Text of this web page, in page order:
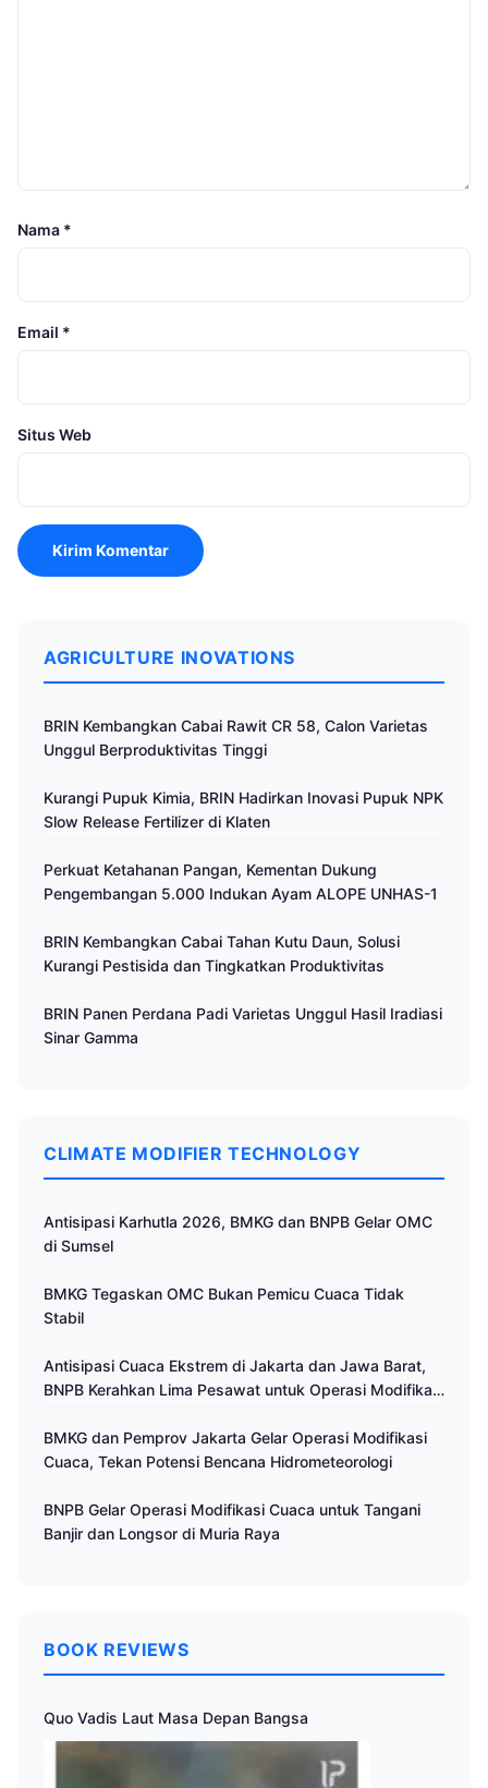
Nama *
Email *
Situs Web
AGRICULTURE INOVATIONS
BRIN Kembangkan Cabai Rawit CR 58, Calon Varietas
Unggul Berproduktivitas Tinggi
Kurangi Pupuk Kimia, BRIN Hadirkan Inovasi Pupuk NPK
Slow Release Fertilizer di Klaten
Perkuat Ketahanan Pangan, Kementan Dukung
Pengembangan 5.000 Indukan Ayam ALOPE UNHAS-1
BRIN Kembangkan Cabai Tahan Kutu Daun, Solusi
Kurangi Pestisida dan Tingkatkan Produktivitas
BRIN Panen Perdana Padi Varietas Unggul Hasil Iradiasi
Sinar Gamma
CLIMATE MODIFIER TECHNOLOGY
Antisipasi Karhutla 2026, BMKG dan BNPB Gelar OMC
di Sumsel
BMKG Tegaskan OMC Bukan Pemicu Cuaca Tidak
Stabil
Antisipasi Cuaca Ekstrem di Jakarta dan Jawa Barat,
BNPB Kerahkan Lima Pesawat untuk Operasi Modifikasi
BMKG dan Pemprov Jakarta Gelar Operasi Modifikasi
Cuaca, Tekan Potensi Bencana Hidrometeorologi
BNPB Gelar Operasi Modifikasi Cuaca untuk Tangani
Banjir dan Longsor di Muria Raya
BOOK REVIEWS
Quo Vadis Laut Masa Depan Bangsa